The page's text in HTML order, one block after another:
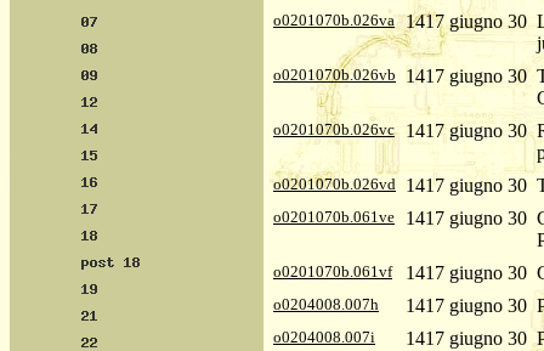
o0201070b.026va 1417 giugno 30
o0201070b.026vb 1417 giugno 30
o0201070b.026vc 1417 giugno 30
o0201070b.026vd 1417 giugno 30
o0201070b.061ve 1417 giugno 30
o0201070b.061vf 1417 giugno 30
o0204008.007h 1417 giugno 30
o0204008.007i 1417 giugno 30